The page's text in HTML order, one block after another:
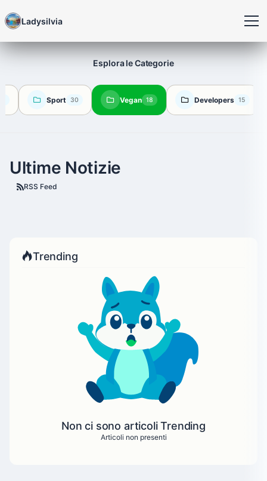
Ladysilvia
Esplora le Categorie
Sport 30 Vegan 18 Developers 15
Ultime Notizie
RSS Feed
Trending
Non ci sono articoli Trending
Articoli non presenti